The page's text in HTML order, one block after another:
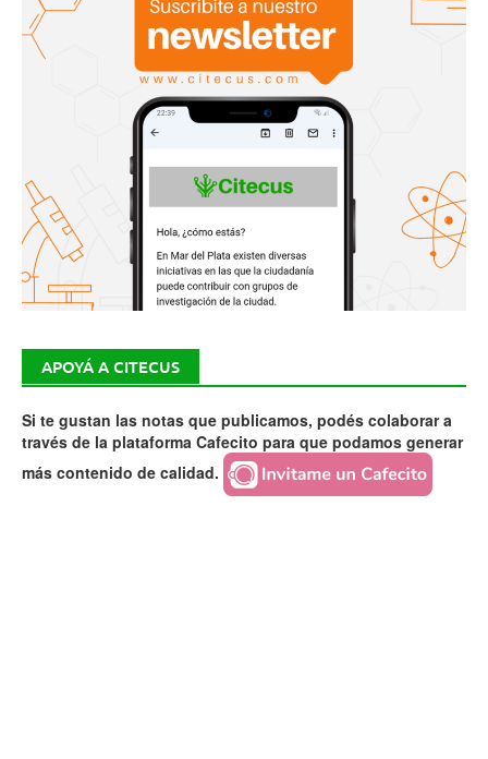
APOYÁ A CITECUS
Si te gustan las notas que publicamos, podés colaborar a
través de la plataforma Cafecito para que podamos generar
más contenido de calidad.